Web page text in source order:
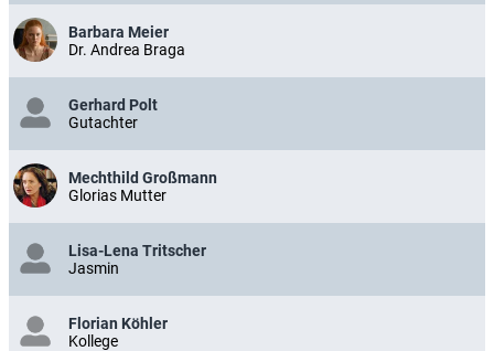
Barbara Meier
Dr. Andrea Braga
Gerhard Polt
Gutachter
Mechthild Großmann
Glorias Mutter
Lisa-Lena Tritscher
Jasmin
Florian Köhler
Kollege